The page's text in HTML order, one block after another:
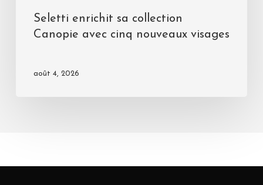
Seletti enrichit sa collection
Canopie avec cinq nouveaux visages
août 4, 2026